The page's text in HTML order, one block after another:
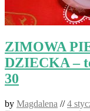
ZIMOWA
DZIECKA –
30
by Magdalena //4